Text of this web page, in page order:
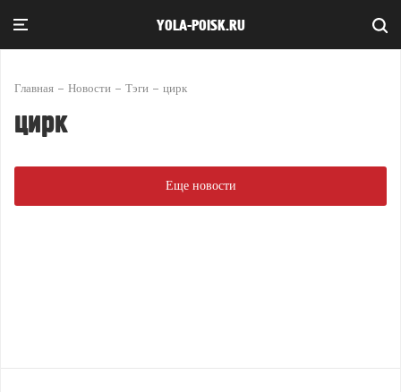
YOLA-POISK.RU
Главная Новости Тэги цирк
цирк
Еще новости